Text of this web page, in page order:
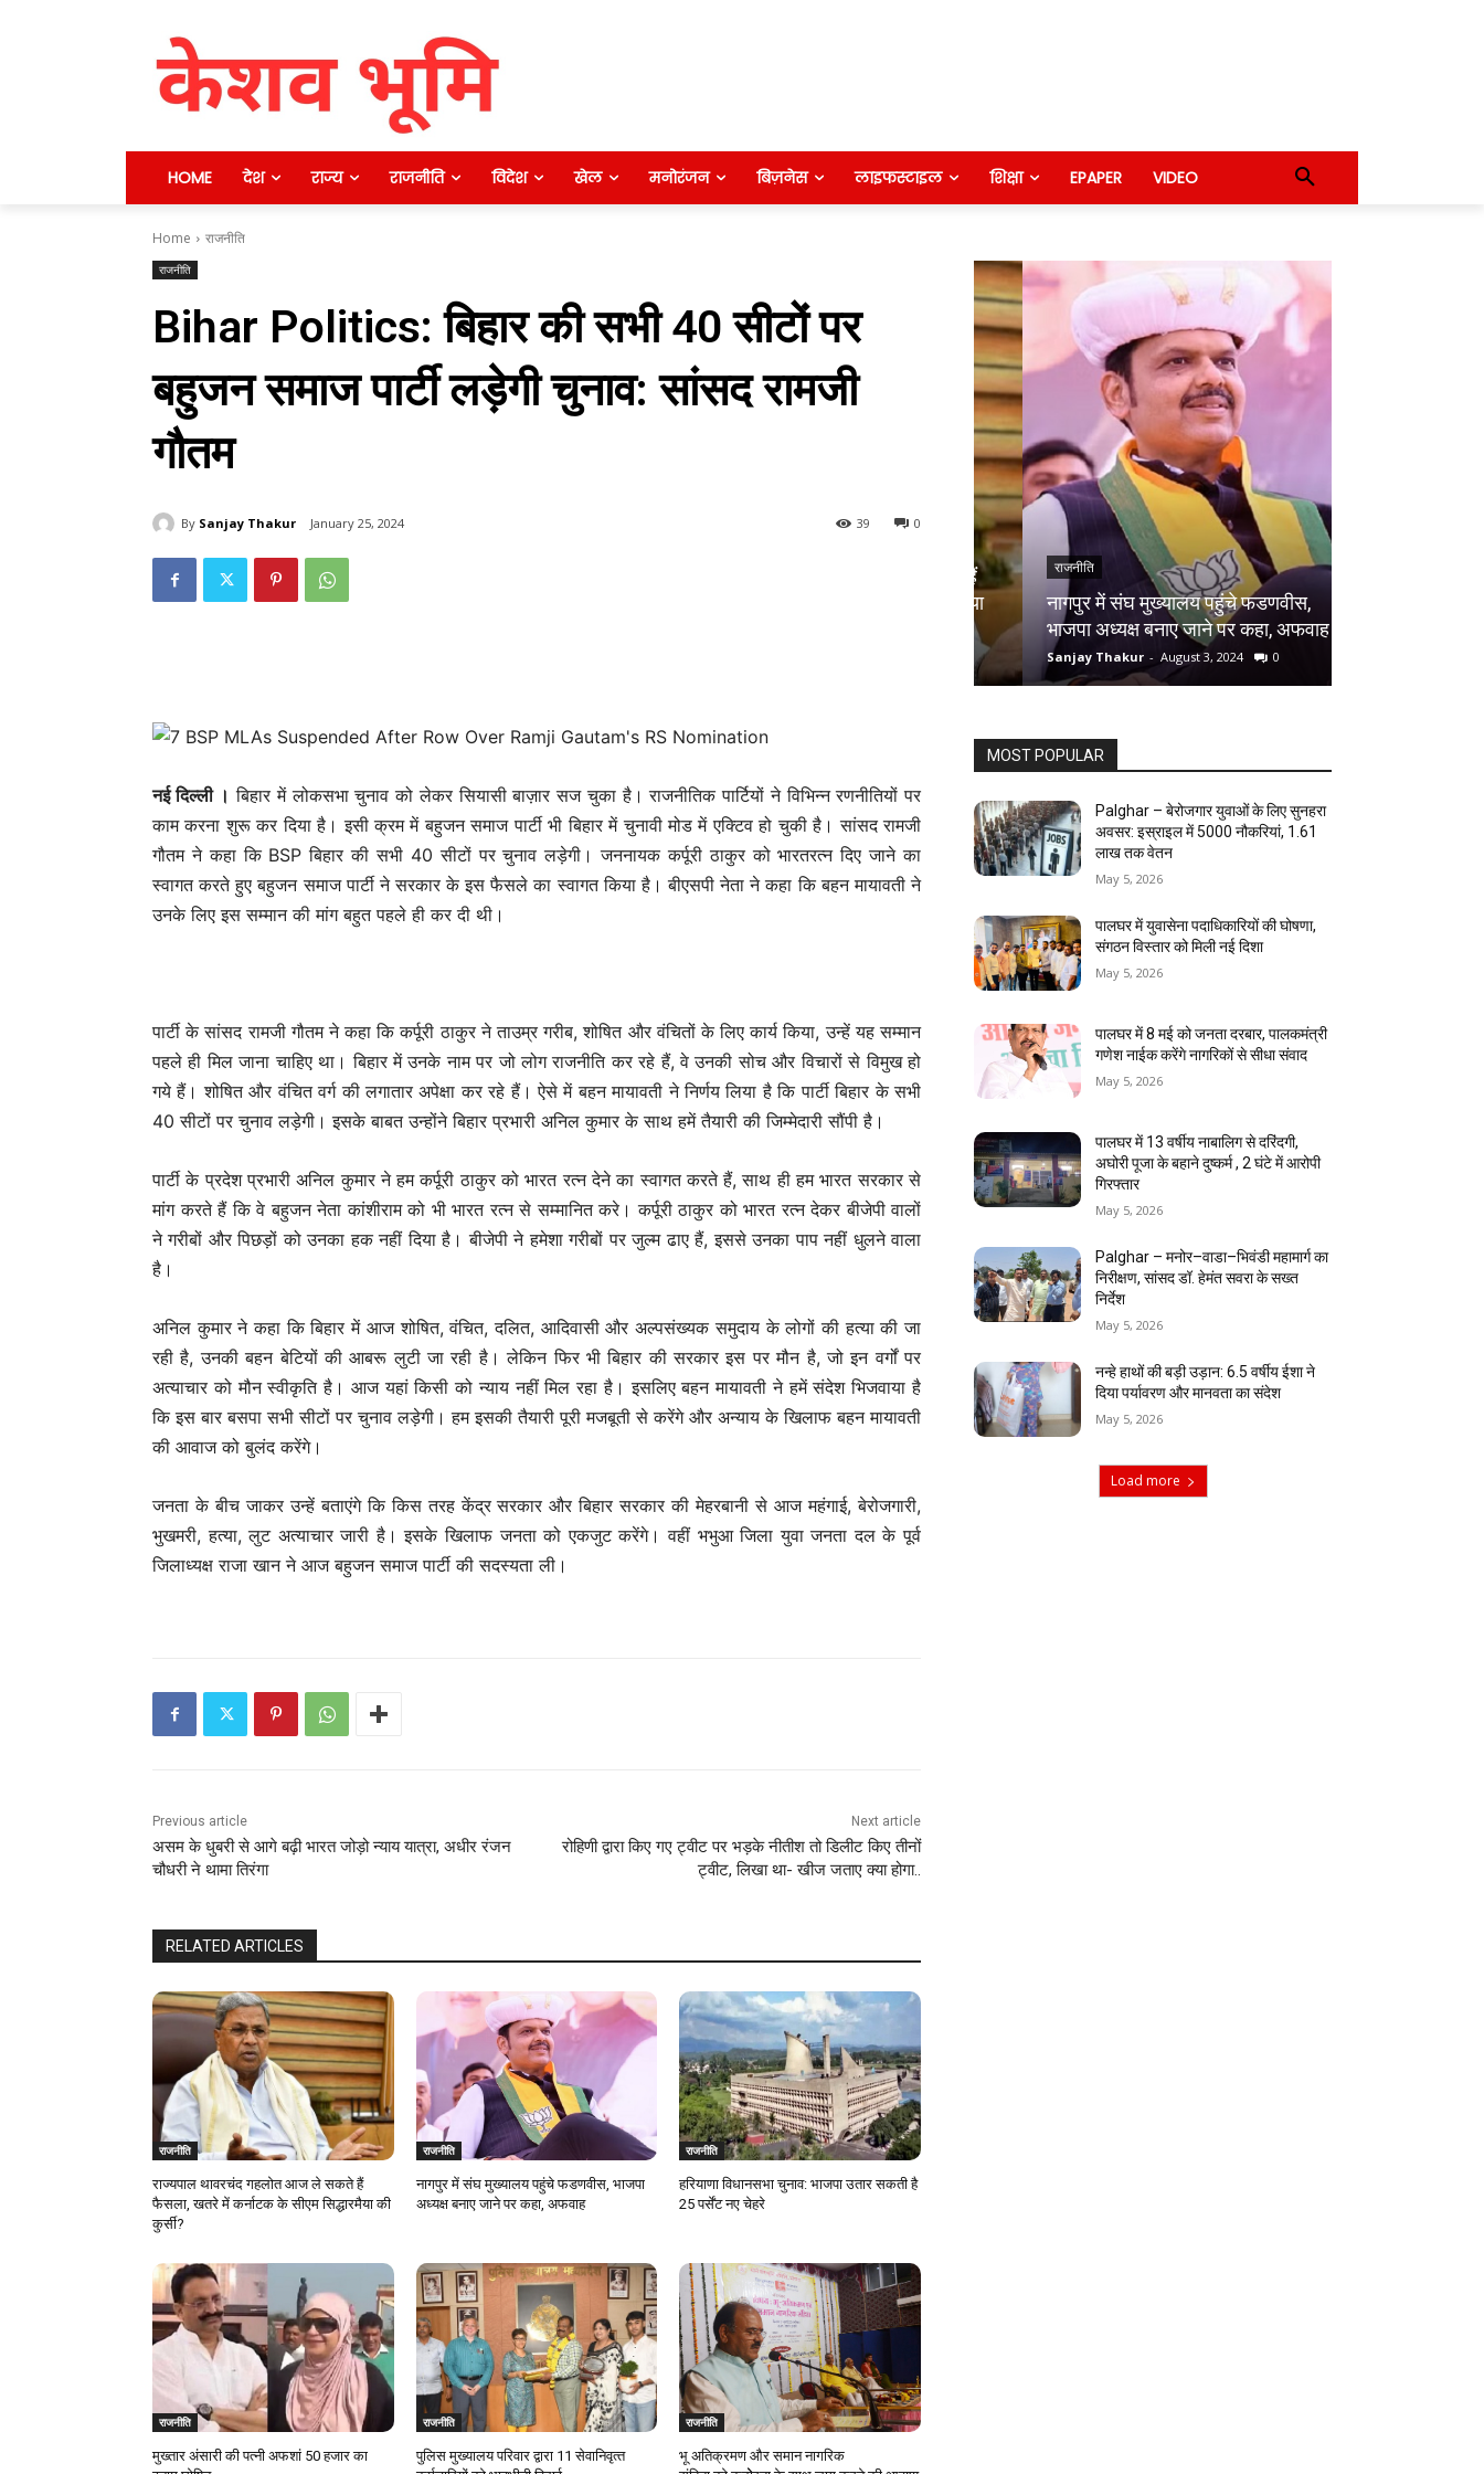
HOME देश राज्य राजनीति विदेश खेल मनोरंजन बिज़नेस लाइफस्टाइल शिक्षा EPAPER VIDEO
Home राजनीति
राजनीति
Bihar Politics: बिहार की सभी 40 सीटों पर
बहुजन समाज पार्टी लड़ेगी चुनाव: सांसद रामजी
गौतम
By Sanjay Thakur January 25, 2024 0
39
नई दिल्‍ली । बिहार में लोकसभा चुनाव को लेकर सियासी बाज़ार सज चुका है। राजनीतिक पार्टियों ने विभिन्न रणनीतियों पर
काम करना शुरू कर दिया है। इसी क्रम में बहुजन समाज पार्टी भी बिहार में चुनावी मोड में एक्टिव हो चुकी है। सांसद रामजी
गौतम ने कहा कि BSP बिहार की सभी 40 सीटों पर चुनाव लड़ेगी। जननायक कर्पूरी ठाकुर को भारतरत्न दिए जाने का
स्वागत करते हुए बहुजन समाज पार्टी ने सरकार के इस फैसले का स्वागत किया है। बीएसपी नेता ने कहा कि बहन मायावती ने
उनके लिए इस सम्मान की मांग बहुत पहले ही कर दी थी।
पार्टी के सांसद रामजी गौतम ने कहा कि कर्पूरी ठाकुर ने ताउम्र गरीब, शोषित और वंचितों के लिए कार्य किया, उन्हें यह सम्मान
पहले ही मिल जाना चाहिए था। बिहार में उनके नाम पर जो लोग राजनीति कर रहे हैं, वे उनकी सोच और विचारों से विमुख हो
गये हैं। शोषित और वंचित वर्ग की लगातार अपेक्षा कर रहे हैं। ऐसे में बहन मायावती ने निर्णय लिया है कि पार्टी बिहार के सभी
40 सीटों पर चुनाव लड़ेगी। इसके बाबत उन्होंने बिहार प्रभारी अनिल कुमार के साथ हमें तैयारी की जिम्मेदारी सौंपी है।
पार्टी के प्रदेश प्रभारी अनिल कुमार ने हम कर्पूरी ठाकुर को भारत रत्न देने का स्वागत करते हैं, साथ ही हम भारत सरकार से
मांग करते हैं कि वे बहुजन नेता कांशीराम को भी भारत रत्न से सम्मानित करे। कर्पूरी ठाकुर को भारत रत्न देकर बीजेपी वालों
ने गरीबों और पिछड़ों को उनका हक नहीं दिया है। बीजेपी ने हमेशा गरीबों पर जुल्म ढाए हैं, इससे उनका पाप नहीं धुलने वाला
है।
अनिल कुमार ने कहा कि बिहार में आज शोषित, वंचित, दलित, आदिवासी और अल्पसंख्यक समुदाय के लोगों की हत्या की जा
रही है, उनकी बहन बेटियों की आबरू लुटी जा रही है। लेकिन फिर भी बिहार की सरकार इस पर मौन है, जो इन वर्गों पर
अत्याचार को मौन स्वीकृति है। आज यहां किसी को न्याय नहीं मिल रहा है। इसलिए बहन मायावती ने हमें संदेश भिजवाया है
कि इस बार बसपा सभी सीटों पर चुनाव लड़ेगी। हम इसकी तैयारी पूरी मजबूती से करेंगे और अन्याय के खिलाफ बहन मायावती
की आवाज को बुलंद करेंगे।
जनता के बीच जाकर उन्हें बताएंगे कि किस तरह केंद्र सरकार और बिहार सरकार की मेहरबानी से आज महंगाई, बेरोजगारी,
भुखमरी, हत्या, लुट अत्याचार जारी है। इसके खिलाफ जनता को एकजुट करेंगे। वहीं भभुआ जिला युवा जनता दल के पूर्व
जिलाध्यक्ष राजा खान ने आज बहुजन समाज पार्टी की सदस्यता ली।
Previous article
असम के धुबरी से आगे बढ़ी भारत जोड़ो न्याय यात्रा, अधीर रंजन
चौधरी ने थामा तिरंगा
Next article
रोहिणी द्वारा किए गए ट्वीट पर भड़के नीतीश तो डिलीट किए तीनों
ट्वीट, लिखा था- खीज जताए क्या होगा..
RELATED ARTICLES
राजनीति
राज्यपाल थावरचंद गहलोत आज ले सकते हैं
फैसला, खतरे में कर्नाटक के सीएम सिद्धारमैया की
कुर्सी?
राजनीति
नागपुर में संघ मुख्यालय पहुंचे फडणवीस, भाजपा
अध्यक्ष बनाए जाने पर कहा, अफवाह
राजनीति
हरियाणा विधानसभा चुनाव: भाजपा उतार सकती है
25 पर्सेंट नए चेहरे
राजनीति
मुख्तार अंसारी की पत्नी अफशां 50 हजार का
राजनीति
पुलिस मुख्यालय परिवार द्वारा 11 सेवानिवृत्‍त
राजनीति
भू अतिक्रमण और समान नागरिक
राजनीति
नागपुर में संघ मुख्यालय पहुंचे फडणवीस,
भाजपा अध्यक्ष बनाए जाने पर कहा, अफवाह
Sanjay Thakur - August 3, 2024 0
MOST POPULAR
Palghar – बेरोजगार युवाओं के लिए सुनहरा
अवसर: इस्राइल में 5000 नौकरियां, ₹1.61
लाख तक वेतन
May 5, 2026
पालघर में युवासेना पदाधिकारियों की घोषणा,
संगठन विस्तार को मिली नई दिशा
May 5, 2026
पालघर में 8 मई को जनता दरबार, पालकमंत्री
गणेश नाईक करेंगे नागरिकों से सीधा संवाद
May 5, 2026
पालघर में 13 वर्षीय नाबालिग से दरिंदगी,
अघोरी पूजा के बहाने दुष्कर्म , 2 घंटे में आरोपी
गिरफ्तार
May 5, 2026
Palghar – मनोर–वाडा–भिवंडी महामार्ग का
निरीक्षण, सांसद डॉ. हेमंत सवरा के सख्त
निर्देश
May 5, 2026
नन्हे हाथों की बड़ी उड़ान: 6.5 वर्षीय ईशा ने
दिया पर्यावरण और मानवता का संदेश
May 5, 2026
Load more